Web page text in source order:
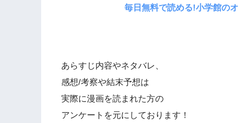
毎日無料で読める!小学館の
あらすじ内容やネタバレ、
感想/考察や結末予想は
実際に漫画を読まれた方の
アンケートを元にしております！